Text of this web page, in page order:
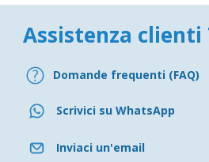
Assistenza clienti
Domande frequenti (FAQ)
Scrivici su WhatsApp
Inviaci un'email